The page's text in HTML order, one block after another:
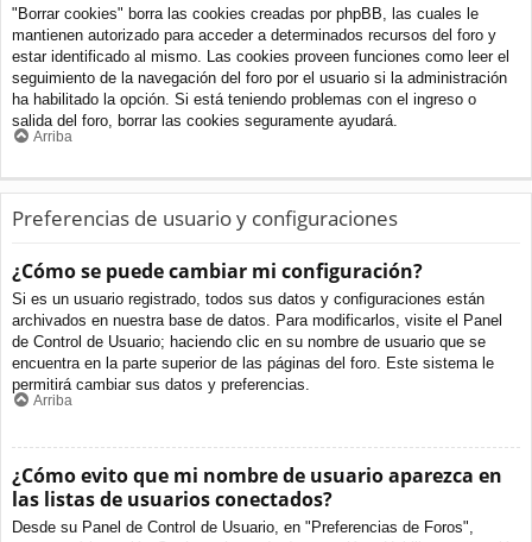
"Borrar cookies" borra las cookies creadas por phpBB, las cuales le
mantienen autorizado para acceder a determinados recursos del foro y
estar identificado al mismo. Las cookies proveen funciones como leer el
seguimiento de la navegación del foro por el usuario si la administración
ha habilitado la opción. Si está teniendo problemas con el ingreso o
salida del foro, borrar las cookies seguramente ayudará.
Arriba
Preferencias de usuario y configuraciones
¿Cómo se puede cambiar mi configuración?
Si es un usuario registrado, todos sus datos y configuraciones están
archivados en nuestra base de datos. Para modificarlos, visite el Panel
de Control de Usuario; haciendo clic en su nombre de usuario que se
encuentra en la parte superior de las páginas del foro. Este sistema le
permitirá cambiar sus datos y preferencias.
Arriba
¿Cómo evito que mi nombre de usuario aparezca en
las listas de usuarios conectados?
Desde su Panel de Control de Usuario, en "Preferencias de Foros",